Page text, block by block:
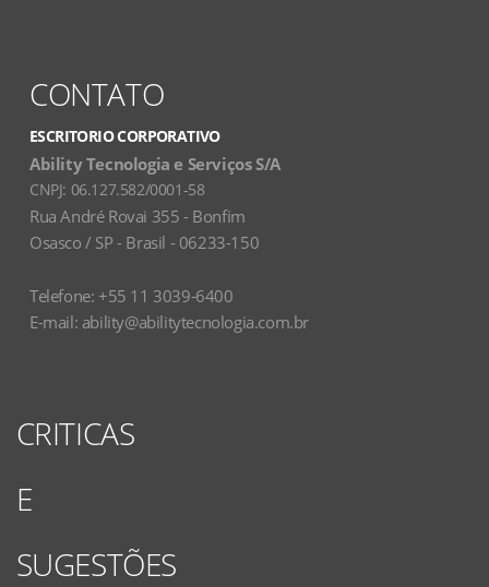
CONTATO
ESCRITORIO CORPORATIVO
Ability Tecnologia e Serviços S/A
CNPJ: 06.127.582/0001-58
Rua André Rovai 355 - Bonfim
Osasco / SP - Brasil - 06233-150
Telefone: +55 11 3039-6400
E-mail: ability@abilitytecnologia.com.br
CRITICAS
E
SUGESTÕES